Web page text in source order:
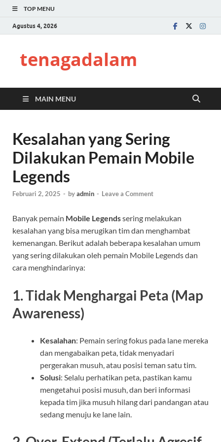
TOP MENU
Agustus 4, 2026
tenagadalam
MAIN MENU
Kesalahan yang Sering
Dilakukan Pemain Mobile
Legends
Februari 2, 2025 - byadmin - Leave a Comment
Banyak pemain Mobile Legendssering melakukan
kesalahan yang bisa merugikan tim dan menghambat
kemenangan. Berikut adalah beberapa kesalahan umum
yang sering dilakukan oleh pemain Mobile Legends dan
cara menghindarinya:
1.Tidak Menghargai Peta (Map
Awareness)
Kesalahan: Pemain sering fokus pada lane mereka
dan mengabaikan peta, tidak menyadari
pergerakan musuh, atau posisi teman satu tim.
Solusi: Selalu perhatikan peta, pastikan kamu
mengetahui posisi musuh, dan beri informasi
kepada tim jika musuh hilang dari pandangan atau
sedang menuju ke lane lain.